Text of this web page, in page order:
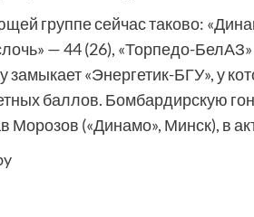
группе сейчас таково:
— 44 (26), «Торпедо-
замыкает «Энергетик-БГУ», у
баллов. Бомбардирскую
Морозов («Динамо», Минск), в